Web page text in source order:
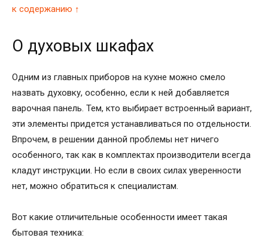
к содержанию ↑
О духовых шкафах
Одним из главных приборов на кухне можно смело
назвать духовку, особенно, если к ней добавляется
варочная панель. Тем, кто выбирает встроенный вариант,
эти элементы придется устанавливаться по отдельности.
Впрочем, в решении данной проблемы нет ничего
особенного, так как в комплектах производители всегда
кладут инструкции. Но если в своих силах уверенности
нет, можно обратиться к специалистам.
Вот какие отличительные особенности имеет такая
бытовая техника: